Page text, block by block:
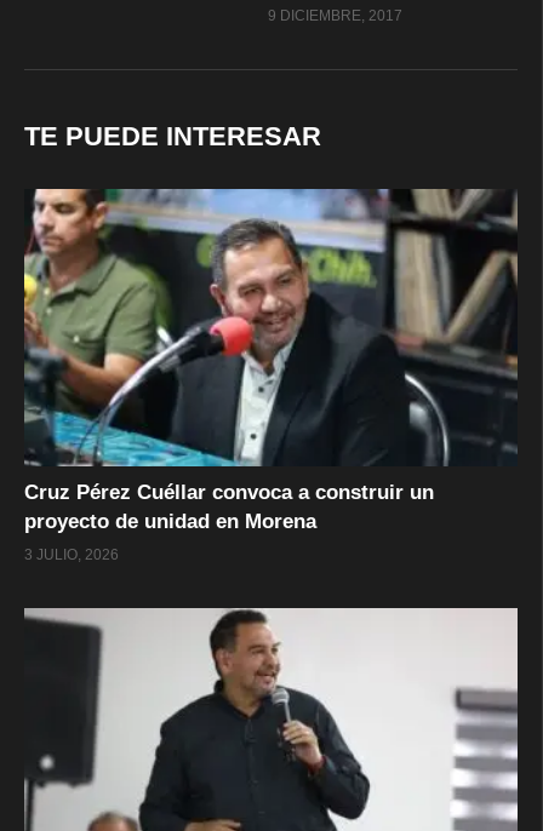
9 DICIEMBRE, 2017
TE PUEDE INTERESAR
Cruz Pérez Cuéllar convoca a construir un
proyecto de unidad en Morena
3 JULIO, 2026